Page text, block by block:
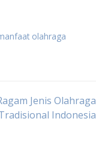
olahraga
Jenis Olahraga
Indonesia